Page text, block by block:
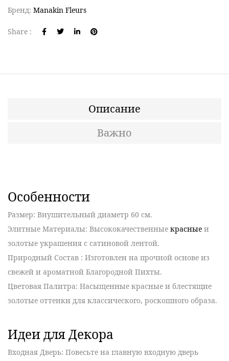
Бренд: Manakin Fleurs
Share :
Описание
Важно
Особенности
Размер: Внушительный диаметр 60 см.
Элитные Материалы: Высококачественные красные и
золотые украшения с сатиновой лентой.
Природный Состав : Изготовлен на прочной основе из
свежей и ароматной Благородной Пихты.
Цветовая Палитра: Насыщенные красные и блестящие
золотые оттенки для классического, роскошного образа.
Идеи для Декора
Входная Дверь: Повесьте на главную входную дверь